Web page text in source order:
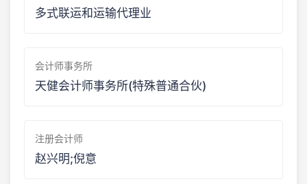
多式联运和运输代理业
会计师事务所
天健会计师事务所(特殊普通合伙)
注册会计师
赵兴明;倪意